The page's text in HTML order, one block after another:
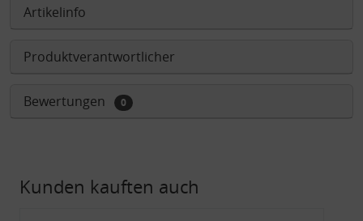
Artikelinfo
Produktverantwortlicher
Bewertungen 0
Kunden kauften auch